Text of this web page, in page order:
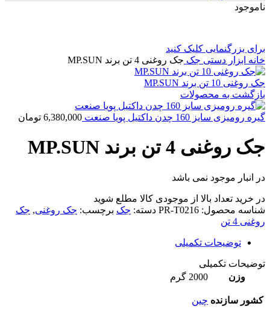
ناموجود
برای بزرگنمایی کلیک کنید
خانه ابزار دستی جک جک روغنی 4 تن برند MP.SUN
جک روغنی 10 تن برند MP.SUN
بازگشت به محصولات
گیره رومیزی سایز 160 چدن داکتیل پویا صنعت 6,380,000 تومان
جک روغنی 4 تن برند MP.SUN
در انبار موجود نمی باشد
در خرید تعداد بالا از موجودی کالا مطلع شوید
شناسه محصول: PR-T0216 دسته: جک برچسب: جک روغنی, جک
روغنی 4 تن
توضیحات تکمیلی
توضیحات تکمیلی
وزن
2000 گرم
کشور سازنده چین